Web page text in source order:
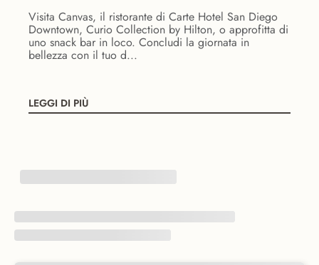
Visita Canvas, il ristorante di Carte Hotel San Diego
Downtown, Curio Collection by Hilton, o approfitta di
uno snack bar in loco. Concludi la giornata in
bellezza con il tuo d...
LEGGI DI PIÙ